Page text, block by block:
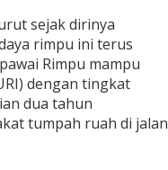
sejak dirinya
rimpu ini terus
Rimpu mampu
dengan tingkat
dua tahun
tumpah ruah di jalan